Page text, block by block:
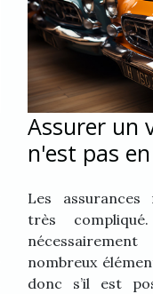
Assurer un
n'est pas
Les assurances
très
nombreux
donc s’il est